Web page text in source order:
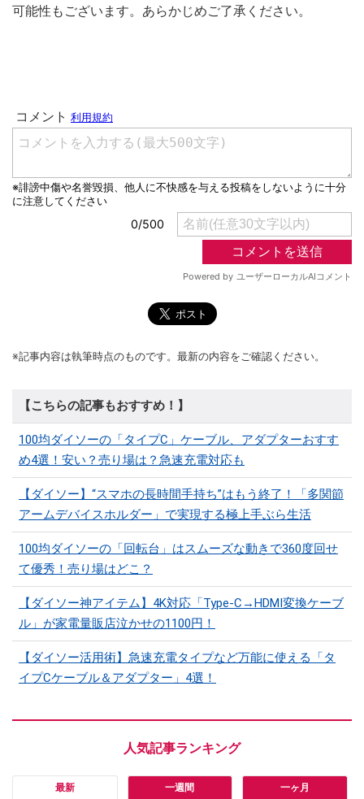
可能性もございます。あらかじめご了承ください。
※記事内容は執筆時点のものです。最新の内容をご確認ください。
【こちらの記事もおすすめ！】
100均ダイソーの「タイプC」ケーブル、アダプターおすす
め4選！安い？売り場は？急速充電対応も
【ダイソー】“スマホの長時間手持ち”はもう終了！「多関節
アームデバイスホルダー」で実現する極上手ぶら生活
100均ダイソーの「回転台」はスムーズな動きで360度回せ
て優秀！売り場はどこ？
【ダイソー神アイテム】4K対応「Type-C→HDMI変換ケーブ
ル」が家電量販店泣かせの1100円！
【ダイソー活用術】急速充電タイプなど万能に使える「タ
イプCケーブル＆アダプター」4選！
最新 一週間 一ヶ月